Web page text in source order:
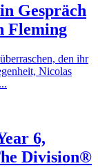
Gespräch
Fleming
den ihr
Nicolas
6,
Division®